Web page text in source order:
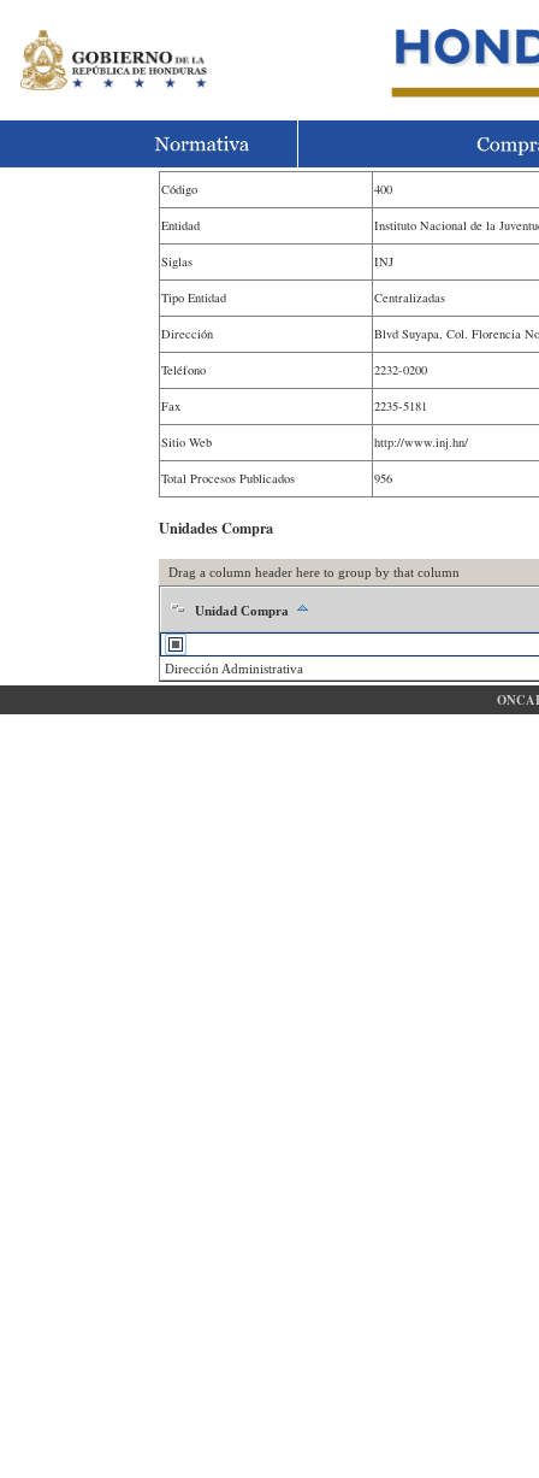
Código 400
Entidad Instituto Nacional de la
Siglas INJ
Tipo Entidad Centralizadas
Dirección Blvd Suyapa, Col. Florencia
Teléfono 2232-0200
Fax 2235-5181
Sitio Web http://www.inj.hn/
Total Procesos Publicados 956
Unidades Compra
Drag a column header here to group by that column
Unidad Compra
Dirección Administrativa